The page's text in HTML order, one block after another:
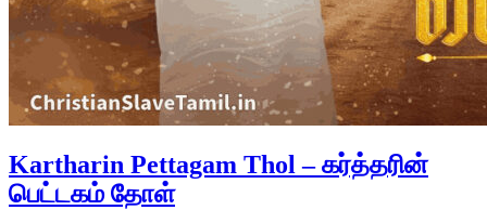
Kartharin Pettagam Thol – கர்த்தரின்
பெட்டகம் தோள்